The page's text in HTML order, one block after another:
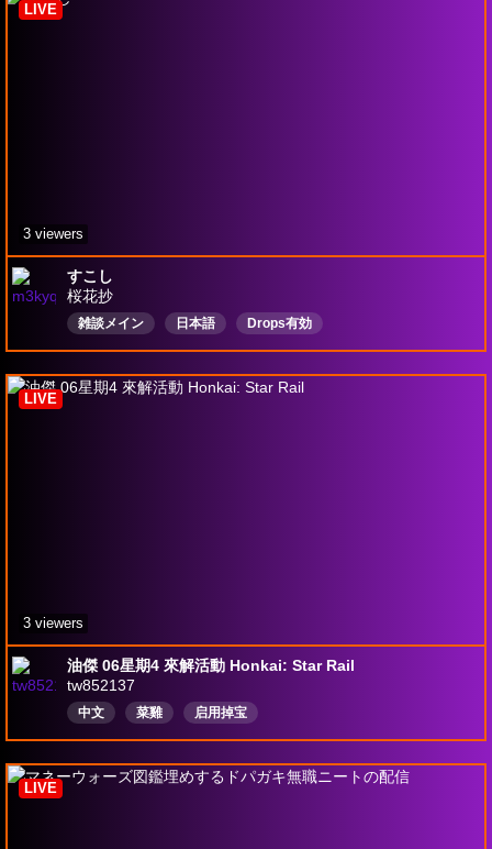
すこし
桜花抄
雑談メイン 日本語 Drops有効
LIVE
3 viewers
油傑 06星期4 來解活動 Honkai: Star Rail
tw852137
中文 菜雞 启用掉宝
LIVE
3 viewers
LIVE